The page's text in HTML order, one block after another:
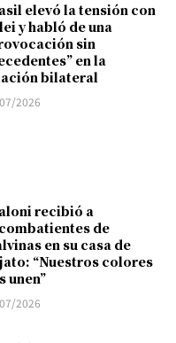
elevó la tensión con
y habló de una
sin
en la
bilateral
2026
recibió a
de
en su casa de
“Nuestros colores
unen”
2026